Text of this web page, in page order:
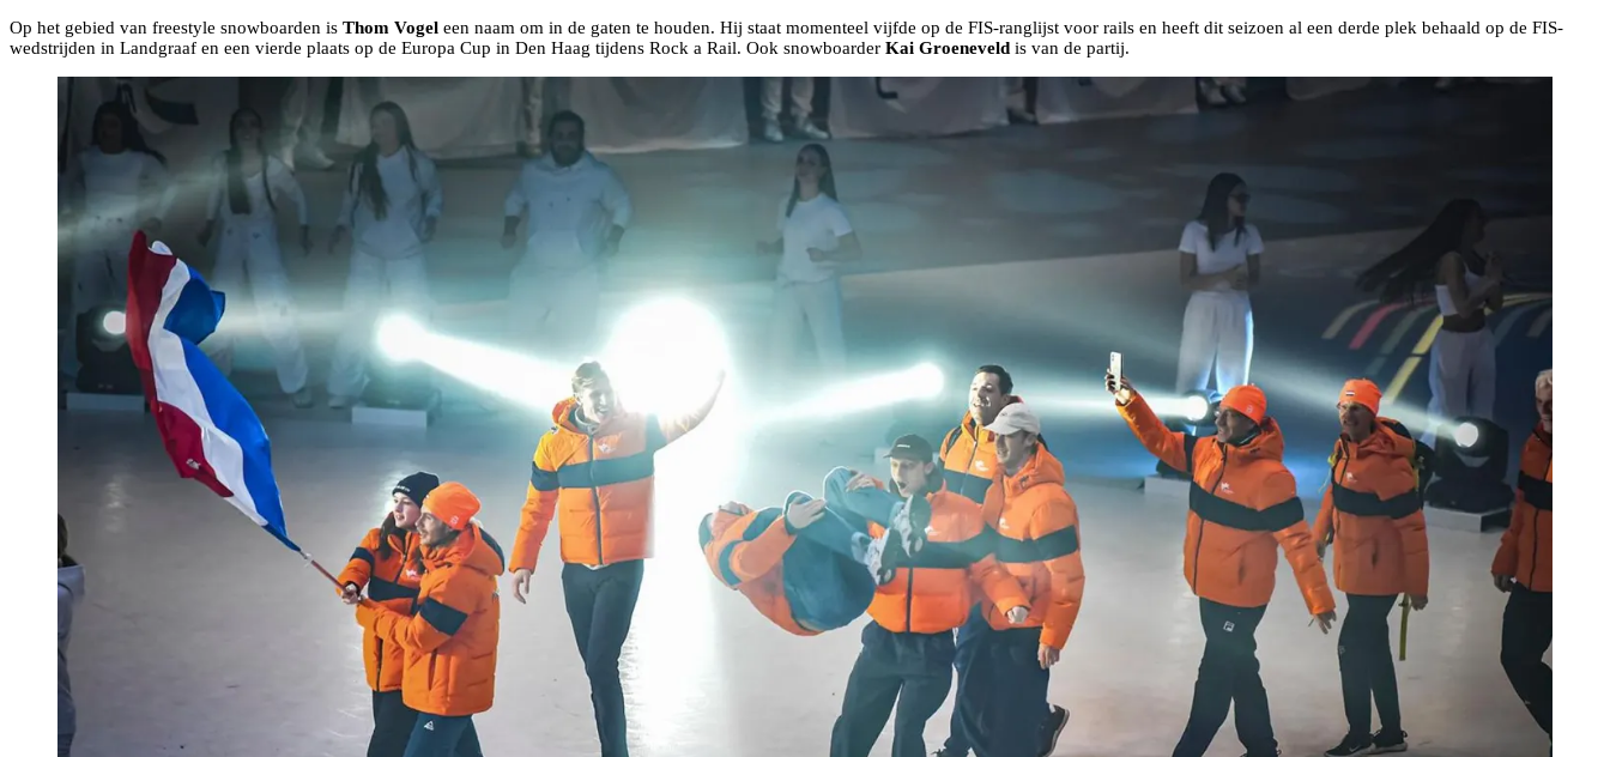
Op het gebied van freestyle snowboarden is Thom Vogel een naam om in de gaten te houden. Hij staat momenteel vijfde op de FIS-ranglijst voor rails en heeft dit seizoen al een derde plek behaald op de FIS-
wedstrijden in Landgraaf en een vierde plaats op de Europa Cup in Den Haag tijdens Rock a Rail. Ook snowboarder Kai Groeneveld is van de partij.